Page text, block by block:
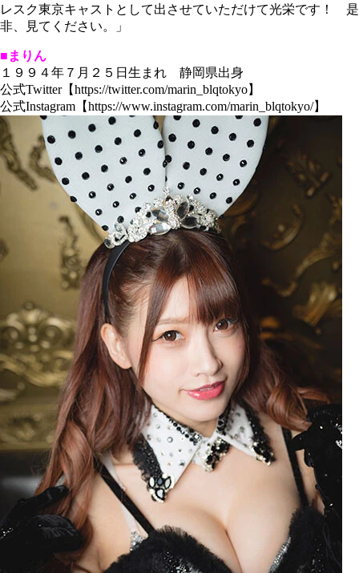
レスク東京キャストとして出させていただけて光栄です！ 是
非、見てください。」
■まりん
１９９４年７月２５日生まれ 静岡県出身
公式Twitter【https://twitter.com/marin_blqtokyo】
公式Instagram【https://www.instagram.com/marin_blqtokyo/】